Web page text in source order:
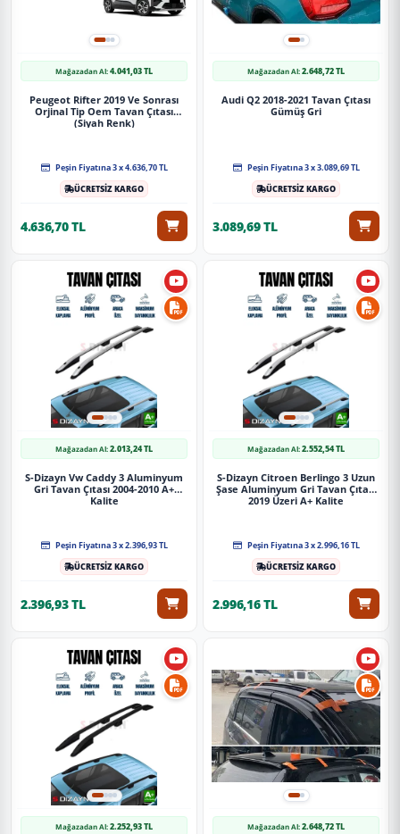
Mağazadan Al:4.041,03 TL
Peugeot Rifter 2019 Ve Sonrası
Orjinal Tip Oem Tavan Çıtası
(Siyah Renk)
Peşin Fiyatına 3 x 4.636,70 TL
ÜCRETSİZ KARGO
4.636,70 TL
Mağazadan Al:2.648,72 TL
Audi Q2 2018-2021 Tavan Çıtası
Gümüş Gri
Peşin Fiyatına 3 x 3.089,69 TL
ÜCRETSİZ KARGO
3.089,69 TL
Mağazadan Al:2.013,24 TL
S-Dizayn Vw Caddy 3 Aluminyum
Gri Tavan Çıtası 2004-2010 A+
Kalite
Peşin Fiyatına 3 x 2.396,93 TL
ÜCRETSİZ KARGO
2.396,93 TL
Mağazadan Al:2.552,54 TL
S-Dizayn Citroen Berlingo 3 Uzun
Şase Aluminyum Gri Tavan Çıtası
2019 Üzeri A+ Kalite
Peşin Fiyatına 3 x 2.996,16 TL
ÜCRETSİZ KARGO
2.996,16 TL
Mağazadan Al:2.252,93 TL Mağazadan Al:2.648,72 TL